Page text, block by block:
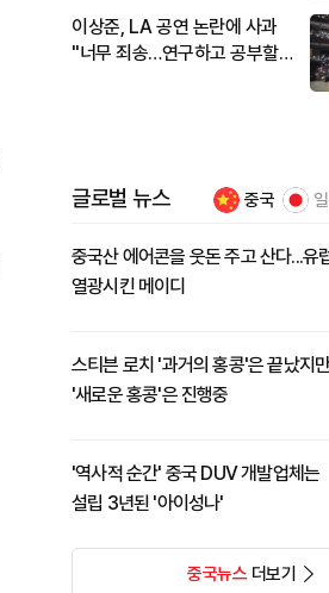
이상준, LA 공연 논란에 사과
"너무 죄송…연구하고 공부할
글로벌 뉴스 중국
중국산 에어콘을 웃돈 주고 산다...유
열광시킨 메이디
스티븐 로치 '과거의 홍콩'은 끝났지
'새로운 홍콩'은 진행중
'역사적 순간' 중국 DUV 개발업체는
설립 3년된 '아이성나'
중국뉴스더보기